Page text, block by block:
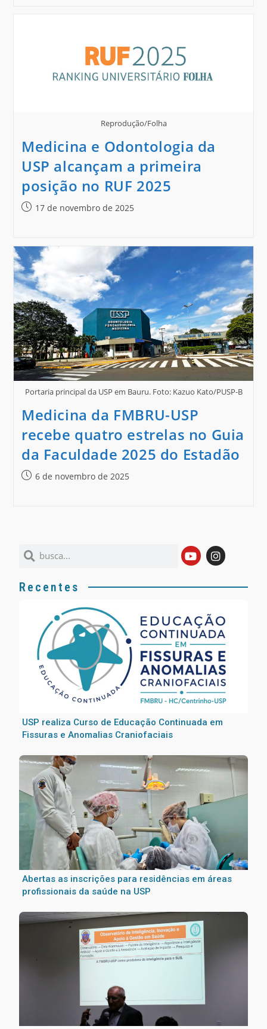
Reprodução/Folha
Medicina e Odontologia da
USP alcançam a primeira
posição no RUF 2025
17 de novembro de 2025
Portaria principal da USP em Bauru. Foto: Kazuo Kato/PUSP-B
Medicina da FMBRU-USP
recebe quatro estrelas no Guia
da Faculdade 2025 do Estadão
6 de novembro de 2025
Recentes
USP realiza Curso de Educação Continuada em
Fissuras e Anomalias Craniofaciais
Abertas as inscrições para residências em áreas
profissionais da saúde na USP